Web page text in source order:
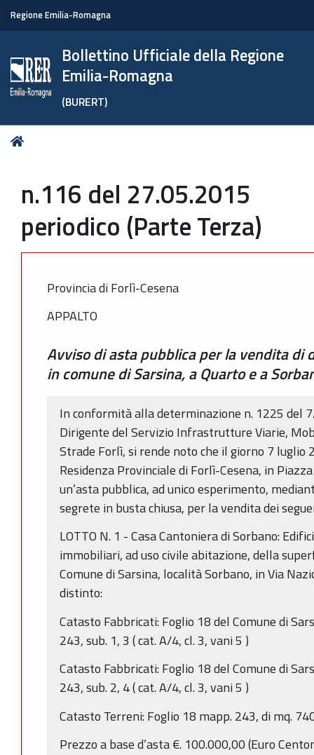
Regione Emilia-Romagna
Bollettino Ufficiale della Regione
Emilia-Romagna
(BURERT)
Tu
n.116 del 27.05.2015
periodico (Parte Terza)
Provincia di Forlì-Cesena
APPALTO
Avviso di asta pubblica per la vendita di
in comune di Sarsina, a Quarto e a
In conformità alla determinazione n. 1225 del
Dirigente del Servizio Infrastrutture Viarie,
Strade Forlì, si rende noto che il giorno 7 luglio
Residenza Provinciale di Forlì-Cesena, in
un’asta pubblica, ad unico esperimento,
segrete in busta chiusa, per la vendita dei
LOTTO N. 1 - Casa Cantoniera di Sorbano:
immobiliari, ad uso civile abitazione, della
Comune di Sarsina, località Sorbano, in Via
distinto:
Catasto Fabbricati: Foglio 18 del Comune di
243, sub. 1, 3 ( cat. A/4, cl. 3, vani 5 )
Catasto Fabbricati: Foglio 18 del Comune di
243, sub. 2, 4 ( cat. A/4, cl. 3, vani 5 )
Catasto Terreni: Foglio 18 mapp. 243, di mq.
Prezzo a base d’asta €. 100.000,00 (Euro